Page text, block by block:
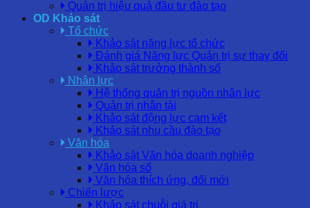
Quản trị hiệu quả đầu tư đào tạo
OD Khảo sát
Tổ chức
Khảo sát năng lực tổ chức
Đánh giá Năng lực Quản trị sự thay đổi
Khảo sát trưởng thành số
Nhân lực
Hệ thống quản trị nguồn nhân lực
Quản trị nhân tài
Khảo sát động lực cam kết
Khảo sát nhu cầu đào tạo
Văn hóa
Khảo sát Văn hóa doanh nghiệp
Văn hóa số
Văn hóa thích ứng, đổi mới
Chiến lược
Khảo sát chuỗi giá trị